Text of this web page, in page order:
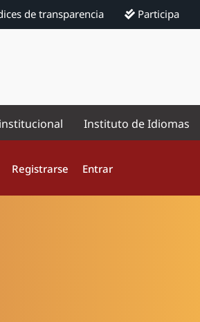
de transparencia Participa
Instituto de Idiomas
Registrarse Entrar